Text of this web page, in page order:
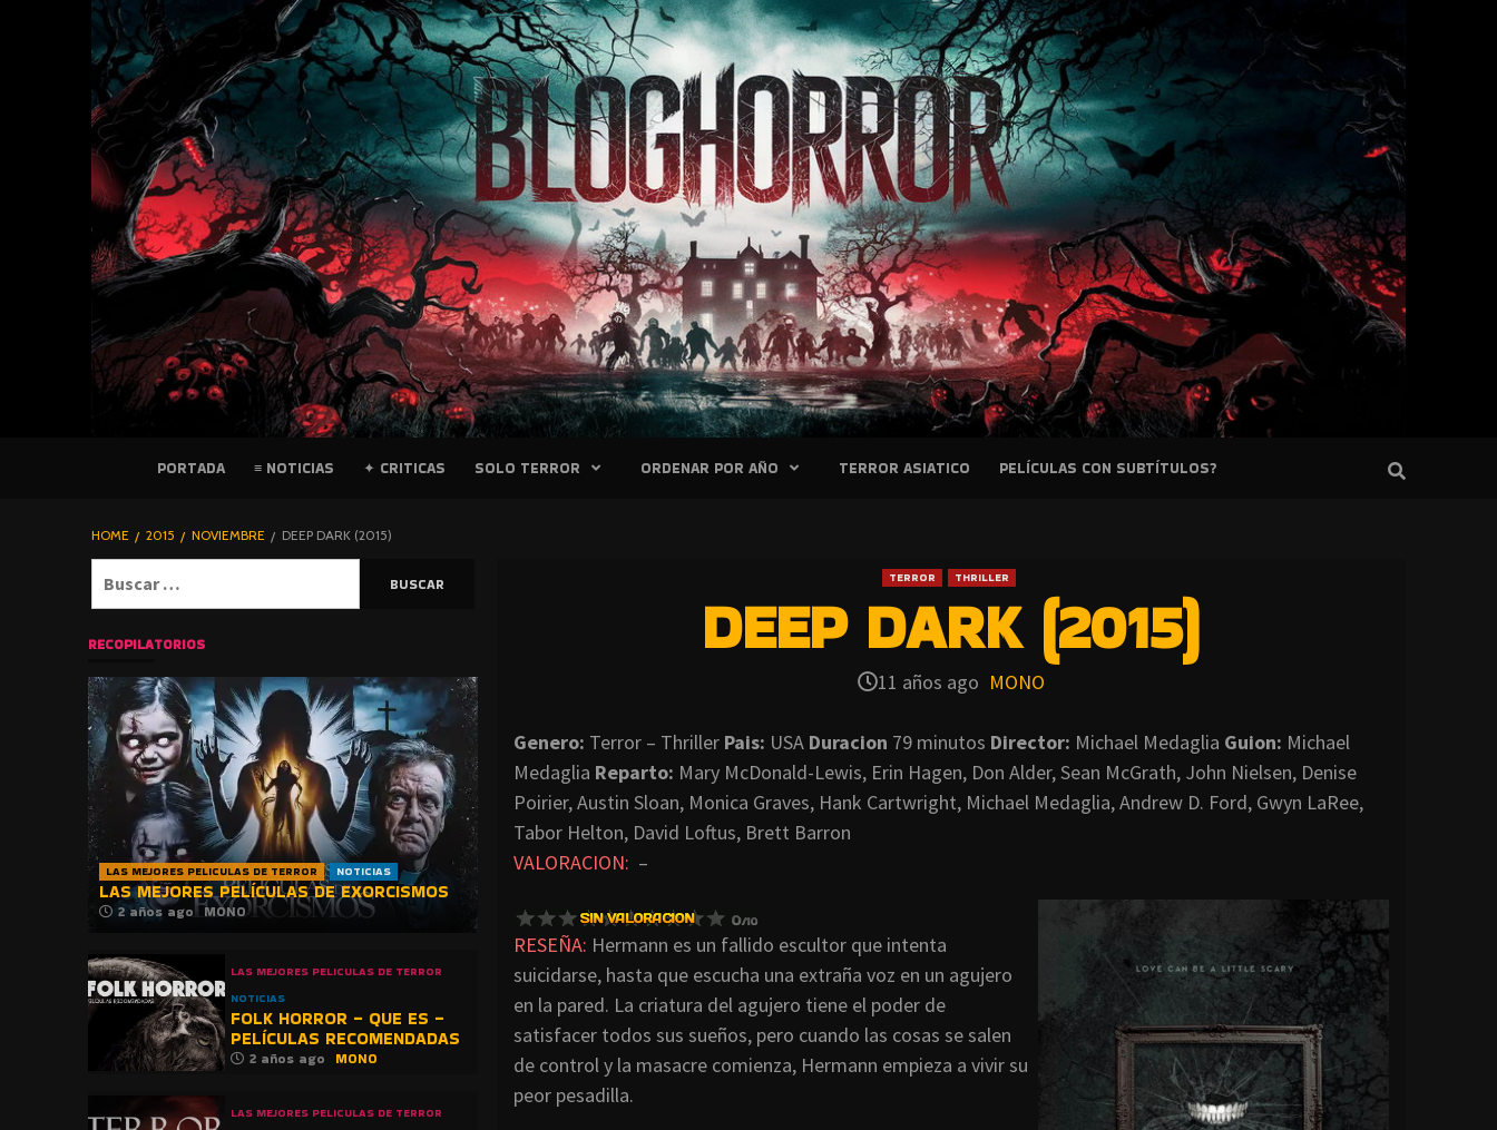
PELICULAS
BLOGHORROR
⋆
PORTADA ≡ NOTICIAS ✦ CRITICAS SOLO TERROR ORDENAR POR AÑO TERROR ASIATICO PELÍCULAS CON SUBTÍTULOS?
HOME 2015 NOVIEMBRE DEEP DARK (2015)
TERROR THRILLER
DEEP DARK (2015)
11 años ago MONO
Genero: Terror – Thriller Pais: USA Duracion 79 minutos Director: Michael Medaglia Guion: Michael
Medaglia Reparto: Mary McDonald-Lewis, Erin Hagen, Don Alder, Sean McGrath, John Nielsen, Denise
Poirier, Austin Sloan, Monica Graves, Hank Cartwright, Michael Medaglia, Andrew D. Ford, Gwyn LaRee,
Tabor Helton, David Loftus, Brett Barron
VALORACION: –
RESEÑA: Hermann es un fallido escultor que intenta
suicidarse, hasta que escucha una extraña voz en un agujero
en la pared. La criatura del agujero tiene el poder de
satisfacer todos sus sueños, pero cuando las cosas se salen
de control y la masacre comienza, Hermann empieza a vivir su
peor pesadilla.
RECOPILATORIOS
LAS MEJORES PELICULAS DE TERROR NOTICIAS
LAS MEJORES PELÍCULAS DE EXORCISMOS
2 años ago MONO
LAS MEJORES PELICULAS DE TERROR
NOTICIAS
FOLK HORROR – QUE ES –
PELÍCULAS RECOMENDADAS
2 años ago MONO
LAS MEJORES PELICULAS DE TERROR